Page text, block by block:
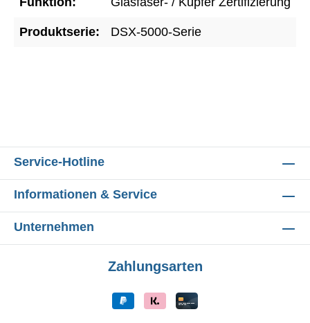
Produktserie: DSX-5000-Serie
Service-Hotline
Informationen & Service
Unternehmen
Zahlungsarten